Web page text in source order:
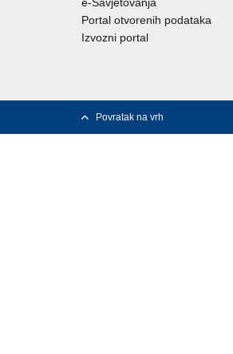
Portal otvorenih podataka
Izvozni portal
Povratak na vrh